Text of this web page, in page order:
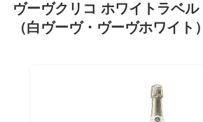
ヴーヴクリコ ホワイトラベ
（白ヴーヴ・ヴーヴホワイト ）